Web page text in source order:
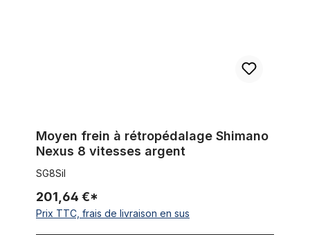
Moyen frein à rétropédalage Shimano
Nexus 8 vitesses argent
SG8Sil
201,64 €*
Prix TTC, frais de livraison en sus